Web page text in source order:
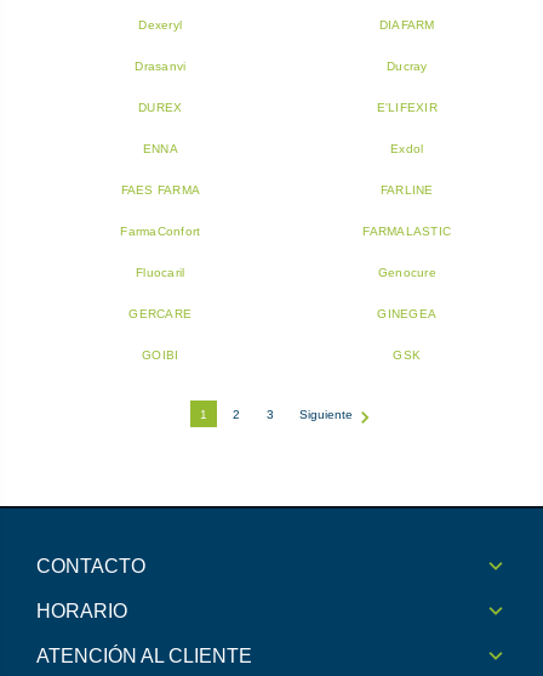
Dexeryl DIAFARM
Drasanvi Ducray
DUREX E'LIFEXIR
ENNA Exdol
FAES FARMA FARLINE
FarmaConfort FARMALASTIC
Fluocaril Genocure
GERCARE GINEGEA
GOIBI GSK
1 2 3 Siguiente
CONTACTO
HORARIO
ATENCIÓN AL CLIENTE